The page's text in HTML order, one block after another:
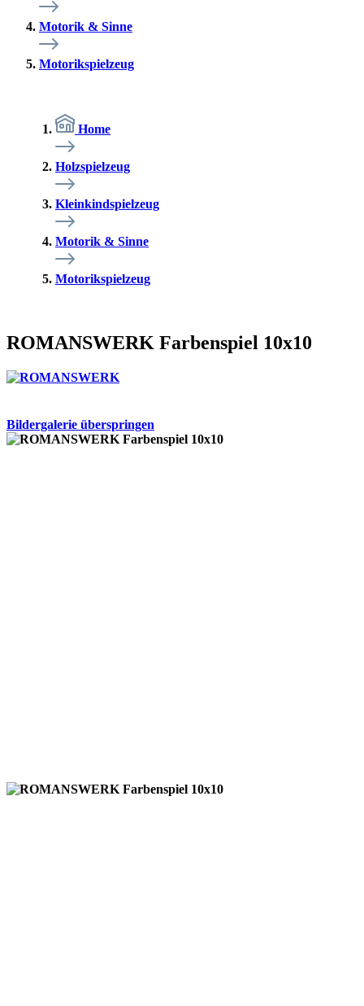
Motorik & Sinne
Motorikspielzeug
Home
Holzspielzeug
Kleinkindspielzeug
Motorik & Sinne
Motorikspielzeug
ROMANSWERK Farbenspiel 10x10
Bildergalerie überspringen